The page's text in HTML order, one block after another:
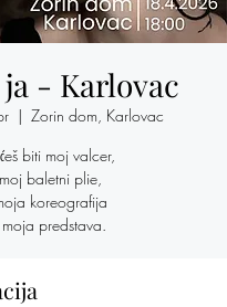
- Karlovac
  |
Zorin dom, Karlovac
biti moj valcer,
moj baletni plie,
koreografija
predstava.